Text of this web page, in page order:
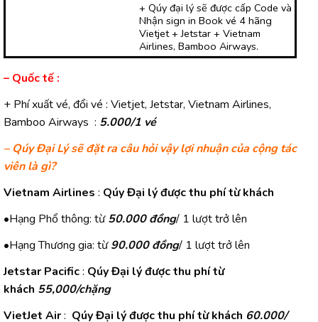
+ Qúy đại lý sẽ được cấp Code và
Nhận sign in Book vé 4 hãng
Vietjet + Jetstar + Vietnam
Airlines, Bamboo Airways.
– Quốc tế :
+ Phí xuất vé, đổi vé : Vietjet, Jetstar, Vietnam Airlines,
Bamboo Airways : 5.000/1 vé
– Qúy Đại Lý sẽ đặt ra câu hỏi vậy lợi nhuận của cộng tác
viên là gì?
Vietnam Airlines : Qúy Đại lý được thu phí từ khách
•Hạng Phổ thông: từ50.000 đồng/ 1 lượt trở lên
•Hạng Thương gia: từ90.000 đồng/ 1 lượt trở lên
Jetstar Pacific: Qúy Đại lý được thu phí từ
khách 55,000/chặng
VietJet Air: Qúy Đại lý được thu phí từ khách 60.000/